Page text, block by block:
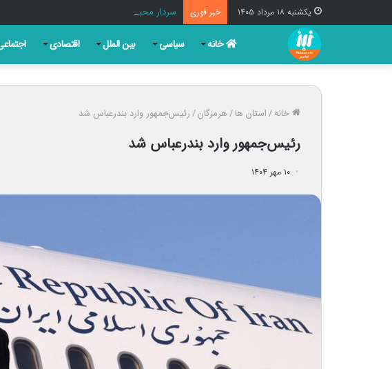
یکشنبه ۱۸ مرداد ۱۴۰۵ خبر فوری سردار محبی: آمریکا در این جنگ بدون
خانه سیاسی بین الملل اقتصادی
خانه/استان ها/هرمزگان/رئیس‌جمهور وارد بندرعباس شد
رئیس‌جمهور وارد بندرعباس شد
۱۰ مهر ۱۴۰۴